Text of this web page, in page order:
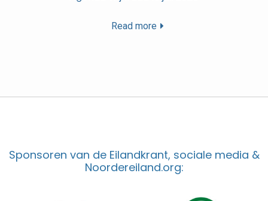
Read more
Sponsoren van de Eilandkrant, sociale media &
Noordereiland.org: